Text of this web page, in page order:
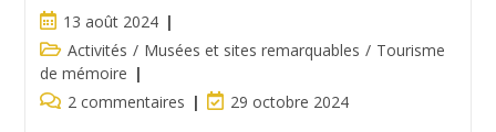
Publication
publiée :
13 août 2024
Post
category:
Activités / Musées et sites remarquables / Tourisme
de mémoire
Commentaires
2 commentaires
Dernière
29 octobre 2024